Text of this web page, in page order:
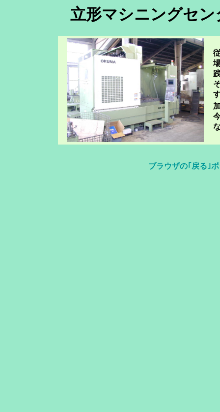
立形マシニングセン
ブラウザの｢戻る｣